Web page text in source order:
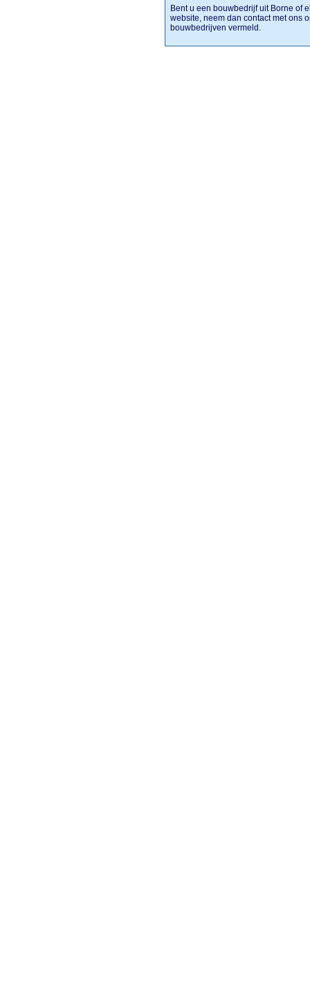
Bent u een bouwbedrijf uit Borne of
website, neem dan contact met ons
bouwbedrijven vermeld.